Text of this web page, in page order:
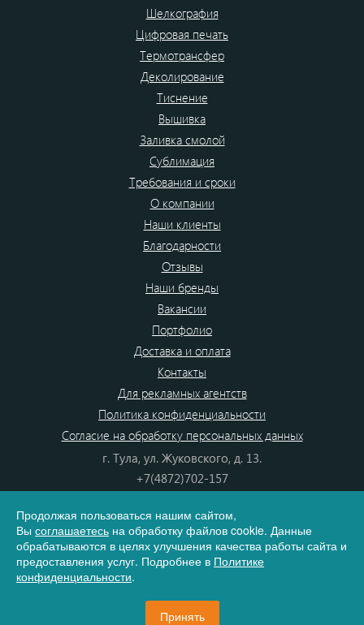
Шелкография
Цифровая печать
Термотрансфер
Деколирование
Тиснение
Вышивка
Заливка смолой
Сублимация
Требования и сроки
О компании
Наши клиенты
Благодарности
Отзывы
Наши бренды
Вакансии
Портфолио
Доставка и оплата
Контакты
Для рекламных агентств
Политика конфиденциальности
Согласие на обработку персональных данных
г. Тула, ул. Жуковского, д. 13.
+7(4872)702-157
8(800) 555-80-87
e-mail:info@dono.su
Продолжая пользоваться нашим сайтом,
Вы соглашаетесь на обработку файлов cookie. Данные
обрабатываются в целях улучшения качества работы сайта и
предоставления услуг. Подробнее в Политике
конфиденциальности.
Принять